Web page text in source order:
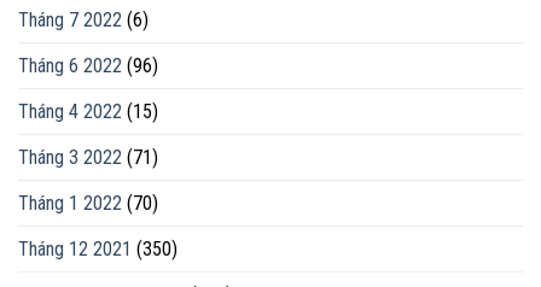
Tháng 7 2022 (6)
Tháng 6 2022 (96)
Tháng 4 2022 (15)
Tháng 3 2022 (71)
Tháng 1 2022 (70)
Tháng 12 2021 (350)